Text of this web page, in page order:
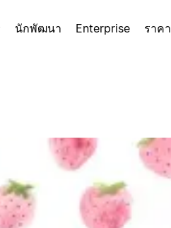
นักพัฒนา Enterprise ราคา